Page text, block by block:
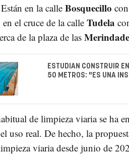
en la calle Bosquecillo
en el cruce de la calle Tudela
de la plaza de las
ESTUDIAN CONSTRUIR
50 METROS: "ES UNA
de limpieza viaria se ha
uso real. De hecho, la
viaria desde junio de